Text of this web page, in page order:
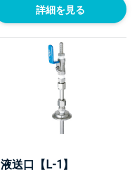
詳細を見る
液送口【L-1】